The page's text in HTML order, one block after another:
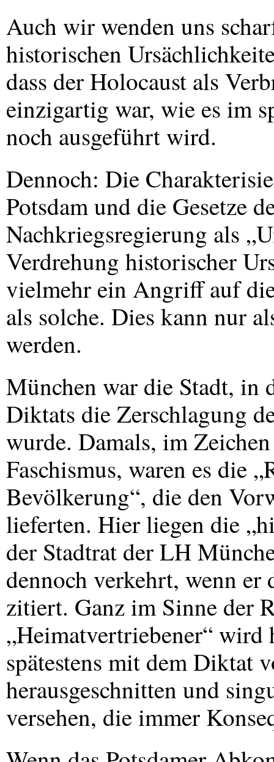
Auch wir wenden uns
historischen
dass der Holocaust als
einzigartig war, wie es im
noch ausgeführt wird.
Dennoch: Die
Potsdam und die Gesetze
Nachkriegsregierung als
Verdrehung historischer
vielmehr ein Angriff auf
als solche. Dies kann nur
werden.
München war die Stadt, in
Diktats die Zerschlagung
wurde. Damals, im
Faschismus, waren es die
Bevölkerung“, die den
lieferten. Hier liegen die
der Stadtrat der LH
dennoch verkehrt, wenn er
zitiert. Ganz im Sinne der
„Heimatvertriebener“ wird
spätestens mit dem Diktat
herausgeschnitten und
versehen, die immer